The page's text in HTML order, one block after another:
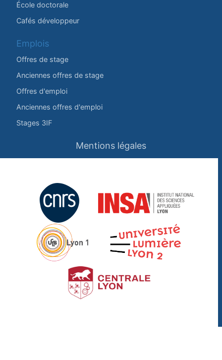
École doctorale
Cafés développeur
Emplois
Offres de stage
Anciennes offres de stage
Offres d'emploi
Anciennes offres d'emploi
Stages 3IF
Mentions légales